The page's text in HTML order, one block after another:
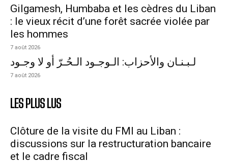
Gilgamesh, Humbaba et les cèdres du Liban
: le vieux récit d’une forêt sacrée violée par
les hommes
7 août 2026
لـبـنـان والأحزاب: الـوجـود الـحُـرّ أو لا وجـود
7 août 2026
LES PLUS LUS
Clôture de la visite du FMI au Liban :
discussions sur la restructuration bancaire
et le cadre fiscal